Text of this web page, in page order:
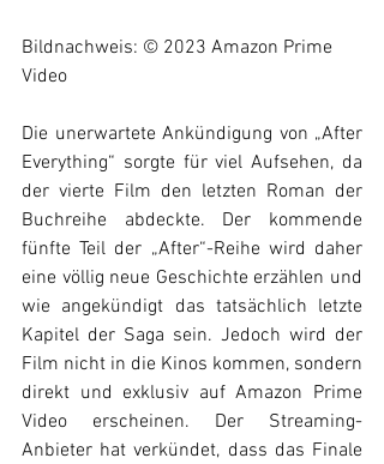
Bildnachweis: © 2023 Amazon Prime
Video
Die unerwartete Ankündigung von „After
Everything“ sorgte für viel Aufsehen, da
der vierte Film den letzten Roman der
Buchreihe abdeckte. Der kommende
fünfte Teil der „After“-Reihe wird daher
eine völlig neue Geschichte erzählen und
wie angekündigt das tatsächlich letzte
Kapitel der Saga sein. Jedoch wird der
Film nicht in die Kinos kommen, sondern
direkt und exklusiv auf Amazon Prime
Video erscheinen. Der Streaming-
Anbieter hat verkündet, dass das Finale